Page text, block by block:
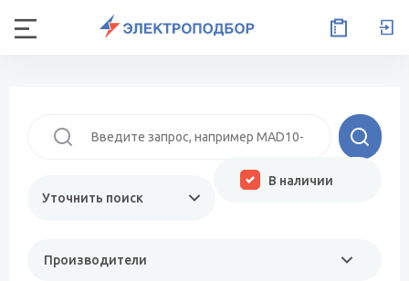
Уточнить поиск
Производители
В наличии